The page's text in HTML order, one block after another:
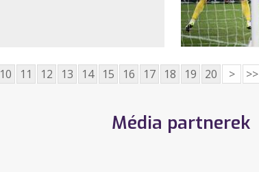
10 11 12 13 14 15 16 17 18 19 20 > >>
Média partnerek